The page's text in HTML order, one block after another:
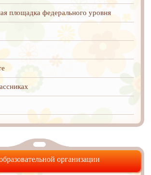
площадка федерального уровня
организации